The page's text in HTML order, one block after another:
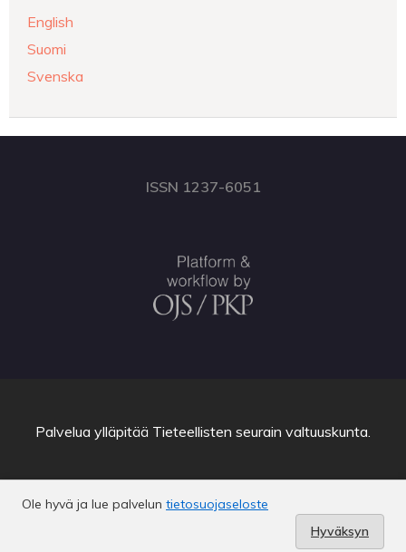
English
Suomi
Svenska
ISSN 1237-6051
Ole hyvä ja lue palvelun tietosuojaseloste
Hyväksyn
Palvelua ylläpitää Tieteellisten seurain valtuuskunta